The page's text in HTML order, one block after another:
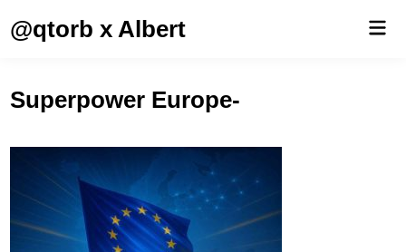
@qtorb x Albert
Superpower Europe-